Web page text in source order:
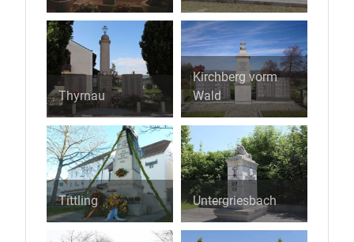
Thyrnau
Kirchberg vorm
Wald
Tittling Untergriesbach